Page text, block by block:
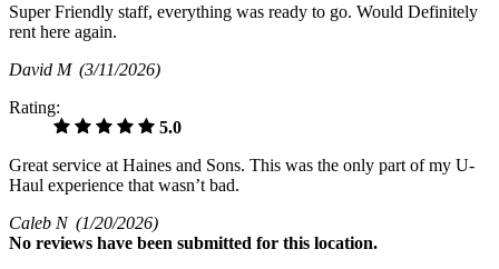
Super Friendly staff, everything was ready to go. Would Definitely
rent here again.
David M (3/11/2026)
Rating:
5.0
Great service at Haines and Sons. This was the only part of my U-
Haul experience that wasn’t bad.
Caleb N (1/20/2026)
No reviews have been submitted for this location.